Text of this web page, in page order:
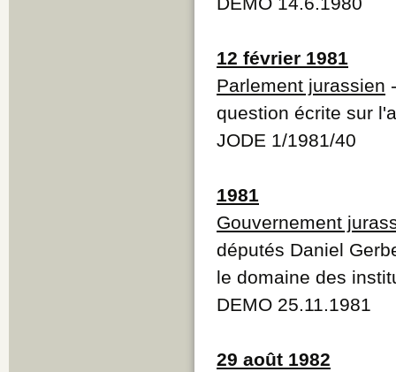
12 février 1981
Parlement jurassien
question écrite sur
JODE 1/1981/40
1981
Gouvernement
députés Daniel
le domaine des
DEMO 25.11.1981
29 août 1982